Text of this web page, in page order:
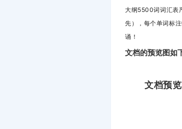
大纲5500词词汇表
先）， 每个单词标
诵！
文档的预览图如
文档预览